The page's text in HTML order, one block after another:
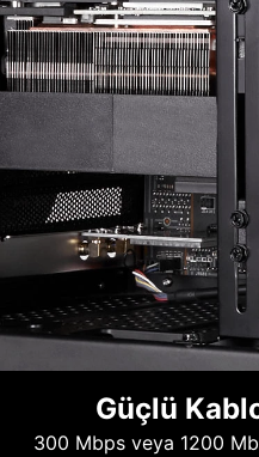
Güçlü
300 Mbps veya 1200